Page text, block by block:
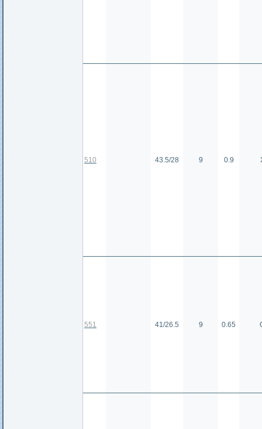
510 43.5/28 9 0.9
551 41/26.5 9 0.65